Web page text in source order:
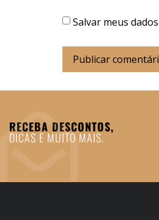
Salvar meus
RECEBA DESCONTOS,
DICAS E MUITO MAIS.